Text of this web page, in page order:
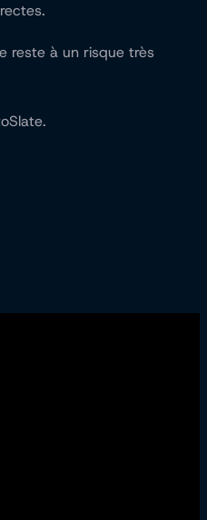
reste à un risque très